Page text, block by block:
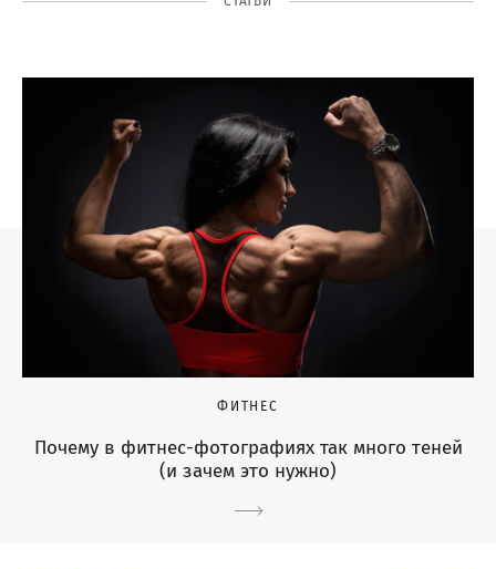
ФИТНЕС
Почему в фитнес-фотографиях так много теней
(и зачем это нужно)